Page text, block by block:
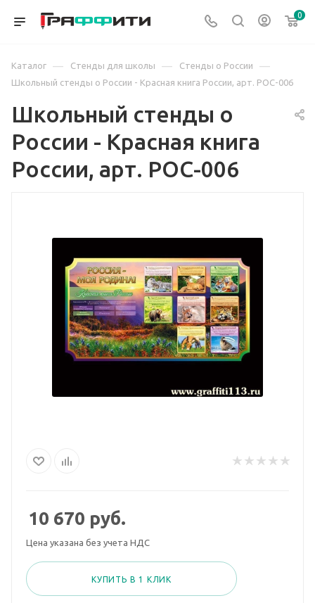
0
Каталог — Стенды для школы — Стенды о России —
Школьный стенды о России - Красная книга России, арт. РОС-006
Школьный стенды о
России - Красная книга
России, арт. РОС-006
10 670 руб.
Цена указана без учета НДС
КУПИТЬ В 1 КЛИК